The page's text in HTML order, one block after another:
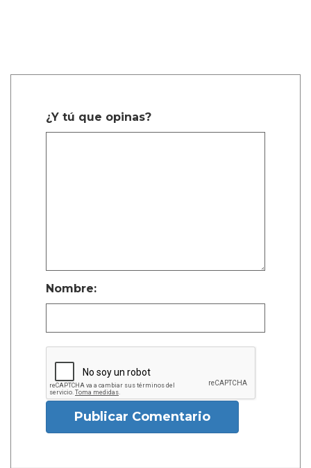
¿Y tú que opinas?
Nombre:
Publicar Comentario